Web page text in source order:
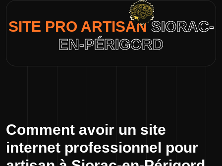
SITE PRO ARTISANSIORAC-
EN-PÉRIGORD
Comment avoir un site
internet professionnel pour